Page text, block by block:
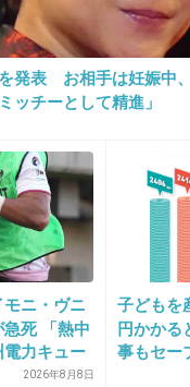
ないし
+876
うのがタイプな
発表 お相手は妊娠中
ッチーとして精進」
モニ・ヴニ
死 「熱中
力キュー
で練習中
2026年8月8日
子どもを
円かかる
事もセー
貯めら